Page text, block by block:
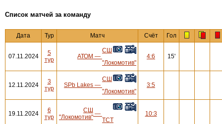
Cписок матчей за команду
Дата Тур Матч Счёт Гол
07.11.2024
5
тур
АТОМ —
СШ
"Локомотив"
4:6 15'
12.11.2024
3
тур
SPb Lakes —
СШ
"Локомотив"
3:5
19.11.2024
6
тур
СШ
"Локомотив" —
ТСТ
10:3